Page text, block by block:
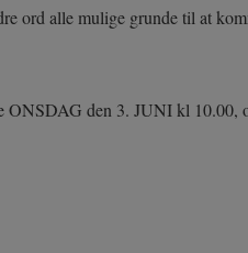
ord alle mulige grunde til at
ONSDAG den 3. JUNI kl 10.00,